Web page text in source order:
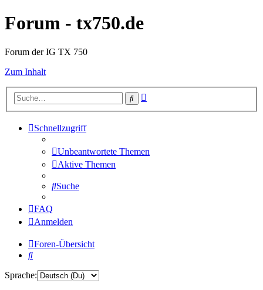
Forum - tx750.de
Forum der IG TX 750
Zum Inhalt
Suche
Schnellzugriff
Unbeantwortete Themen
Aktive Themen
Suche
FAQ
Anmelden
Foren-Übersicht
Suche
Sprache: